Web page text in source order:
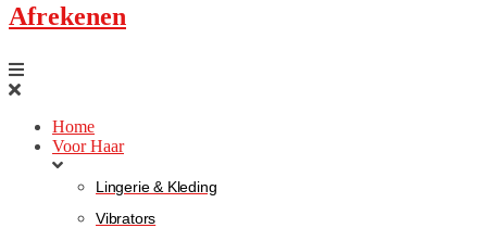
Afrekenen
Home
Voor Haar
Lingerie & Kleding
Vibrators